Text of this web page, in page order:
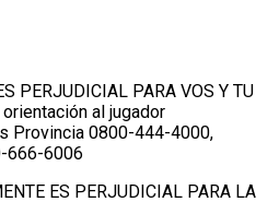
PERJUDICIAL PARA VOS Y TU
al jugador
Provincia 0800-444-4000,
666-6006
ES PERJUDICIAL PARA LA